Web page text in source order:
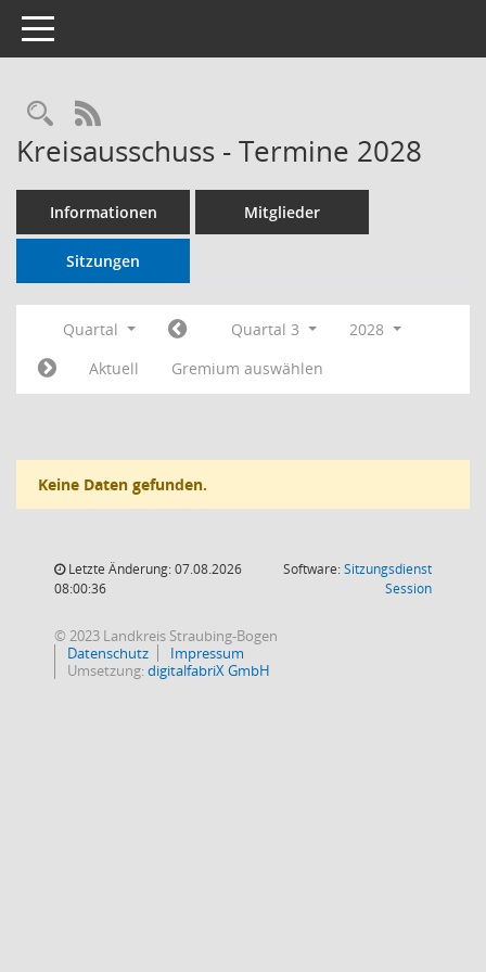
Toggle navigation
RSS-Feed
Kreisausschuss - Termine 2028
Informationen Mitglieder
Sitzungen
Quartal Quartal 3
2028
Aktuell
Gremium auswählen
Keine Daten gefunden.
Letzte Änderung: 07.08.2026
08:00:36
Software:Sitzungsdienst
Session(Wird in
© 2023 Landkreis Straubing-Bogen
Datenschutz
Impressum
Umsetzung:digitalfabriX GmbH